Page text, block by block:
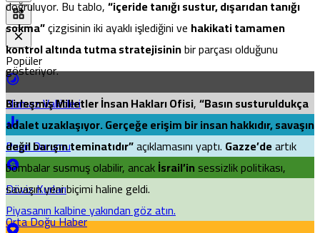
Popüler
Namaz Vakitleri
Puan Durumu
Döviz Kurları
Piyasanın kalbine yakından göz atın.
doğruluyor. Bu tablo,“içeride tanığı sustur, dışarıdan tanığı
sokma”çizgisinin iki ayaklı işlediğini ve hakikati tamamen
kontrol altında tutma stratejisininbir parçası olduğunu
gösteriyor.
Birleşmiş Milletler İnsan Hakları Ofisi,“Basın susturuldukça
adalet uzaklaşıyor. Gerçeğe erişim bir insan hakkıdır, savaşın
değil barışın teminatıdır”açıklamasını yaptı. Gazze’deartık
bombalar susmuş olabilir, ancakİsrail’insessizlik politikası,
savaşın yeni biçimi haline geldi.
Orta Doğu Haber